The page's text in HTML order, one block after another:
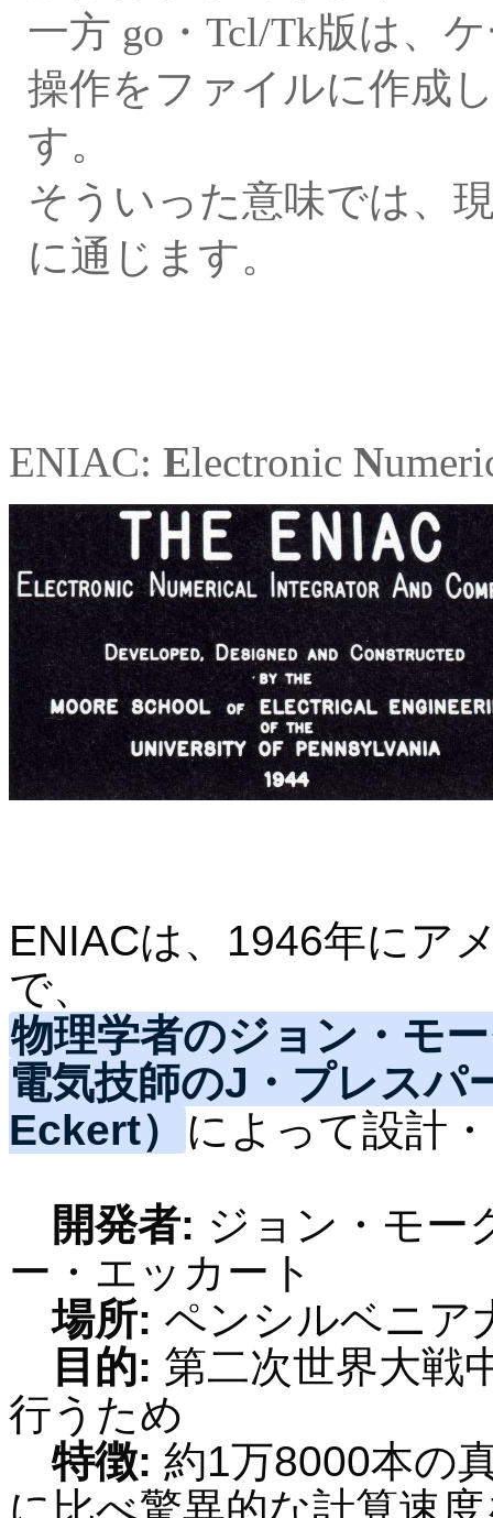
一方 go・Tcl/Tk版は、
操作をファイルに作成
す。
そういった意味では、
に通じます。
ENIAC: Electronic N
ENIACは、1946年にア
で、
物理学者のジョン・モ
電気技師のJ・プレスパ
Eckert）
によって設計
開発者: ジョン・モー
ー・エッカート
場所: ペンシルベニア
目的: 第二次世界大戦
行うため
特徴: 約1万8000本の